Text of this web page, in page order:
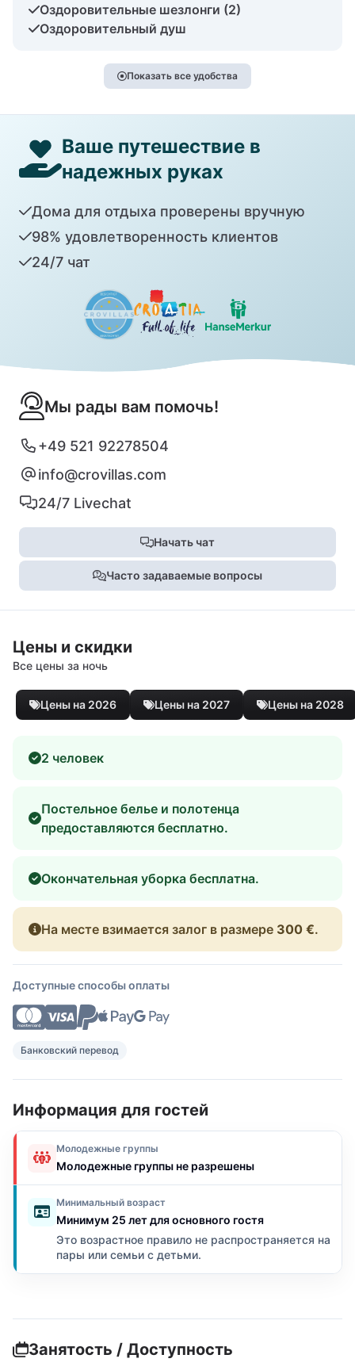
Оздоровительные шезлонги (2)
Оздоровительный душ
Показать все удобства
Ваше путешествие в
надежных руках
Дома для отдыха проверены вручную
98% удовлетворенность клиентов
24/7 чат
Мы рады вам помочь!
+49 521 92278504
info@crovillas.com
24/7 Livechat
Начать чат
Часто задаваемые вопросы
Цены и скидки
Все цены за ночь
Цены на 2026 Цены на 2027 Цены на 2028
2 человек
Постельное белье и полотенца
предоставляются бесплатно.
Окончательная уборка бесплатна.
На месте взимается залог в размере 300 €.
Доступные способы оплаты
Банковский перевод
Информация для гостей
Молодежные группы
Молодежные группы не разрешены
Минимальный возраст
Минимум 25 лет для основного гостя
Это возрастное правило не распространяется на
пары или семьи с детьми.
Занятость / Доступность